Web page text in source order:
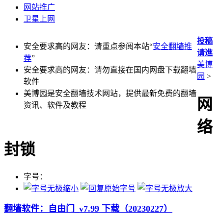
网站推广
卫星上网
安全要求高的网友：请重点参阅本站“安全翻墙推
荐”
安全要求高的网友：请勿直接在国内网盘下载翻墙
软件
美博园是安全翻墙技术网站，提供最新免费的翻墙
资讯、软件及教程
投稿
请進
美博
园 >
网
络
封锁
字号：
翻墙软件：自由门_v7.99 下载（20230227）